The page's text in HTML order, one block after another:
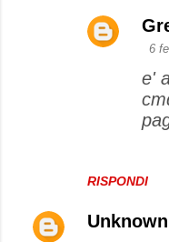
RISPONDI
6
e'
Unknown